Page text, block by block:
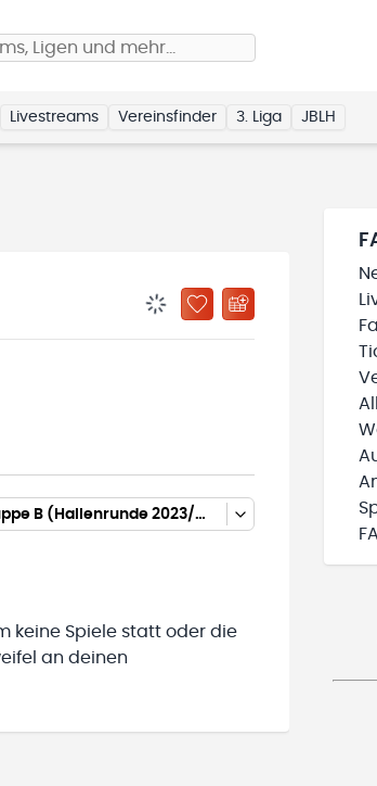
Ligen und mehr…
Livestreams Vereinsfinder 3. Liga JBLH
BENACHRICHTIGUNGSSTATUS
ZU „MEINE TEAMS“
Männer Deutsche Polizeimeisterschaft Gruppe B (Hallenrunde 2023/2024)
keine Spiele statt oder die
an deinen